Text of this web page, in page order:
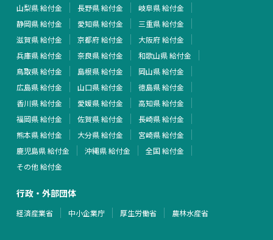
山梨県 給付金
長野県 給付金
岐阜県 給付金
静岡県 給付金
愛知県 給付金
三重県 給付金
滋賀県 給付金
京都府 給付金
大阪府 給付金
兵庫県 給付金
奈良県 給付金
和歌山県 給付金
鳥取県 給付金
島根県 給付金
岡山県 給付金
広島県 給付金
山口県 給付金
徳島県 給付金
香川県 給付金
愛媛県 給付金
高知県 給付金
福岡県 給付金
佐賀県 給付金
長崎県 給付金
熊本県 給付金
大分県 給付金
宮崎県 給付金
鹿児島県 給付金
沖縄県 給付金
全国 給付金
その他 給付金
行政・外部団体
経済産業省 中小企業庁 厚生労働省 農林水産省